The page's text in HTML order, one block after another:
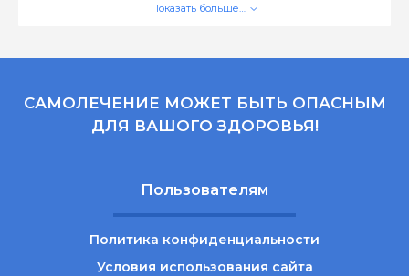
Показать больше…
САМОЛЕЧЕНИЕ МОЖЕТ БЫТЬ ОПАСНЫМ
ДЛЯ ВАШОГО ЗДОРОВЬЯ!
Пользователям
Политика конфиденциальности
Условия использования сайта